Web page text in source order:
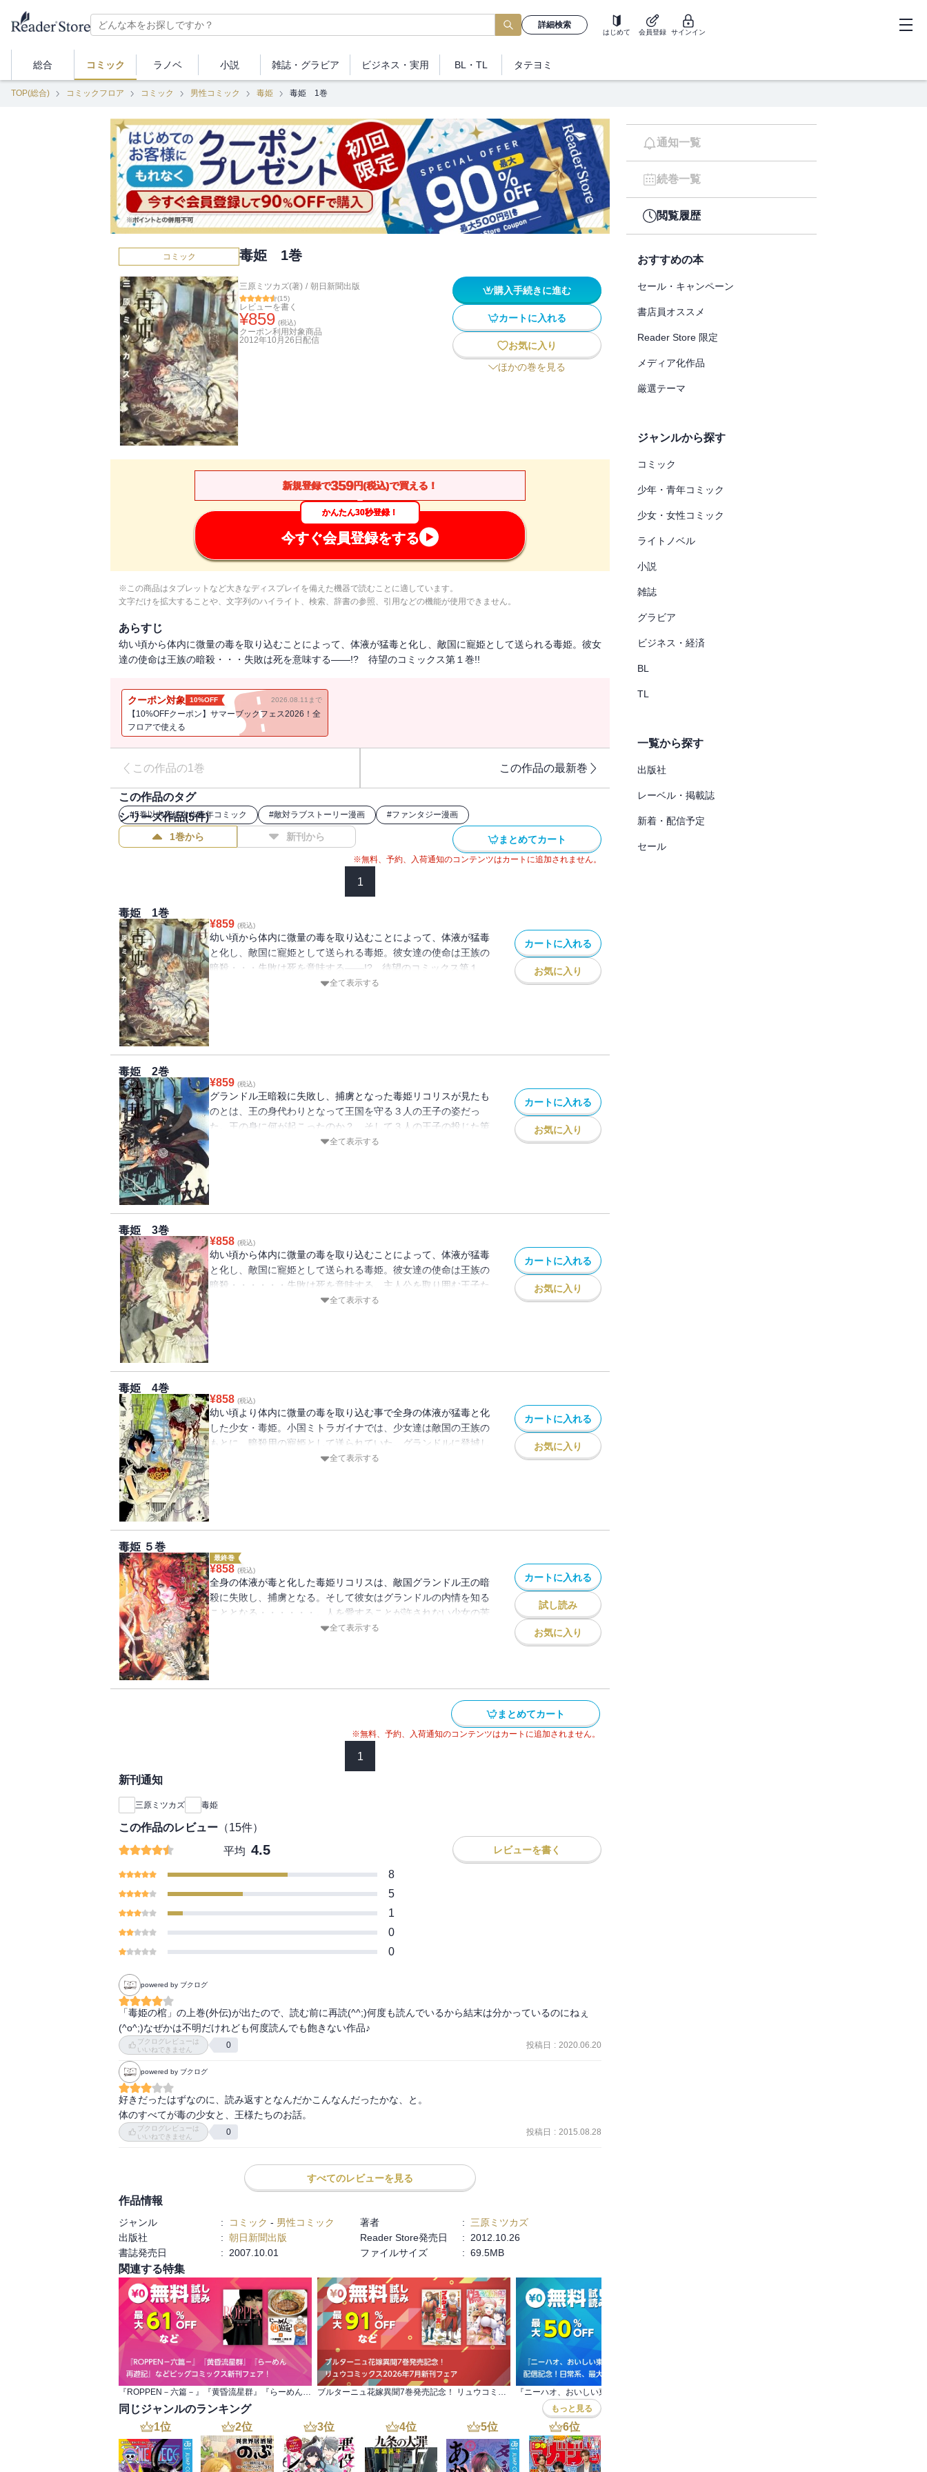
詳細検索
はじめて 会員登録 サインイン
総合 コミック ラノベ 小説 雑誌・ グラビア ビジネス ・実用 BL・TL タテヨミ
TOP(総合) コミックフロア コミック 男性コミック 毒姫 毒姫 1巻
コミック 毒姫 1巻
三原ミツカズ(著) / 朝日新聞出版
(15)
レビューを書く
¥859 (税込)
クーポン利用対象商品
2012年10月26日 配信
購入手続きに進む
カートに入れる
お気に入り
ほかの巻を見る
新規登録で359円(税込)で買える！
かんたん30秒登録！
今すぐ会員登録をする
※この商品はタブレットなど大きなディスプレイを備えた機器で読むことに適しています。
文字だけを拡大することや、文字列のハイライト、検索、辞書の参照、引用などの機能が使用できません。
あらすじ
幼い頃から体内に微量の毒を取り込むことによって、体液が猛毒と化し、敵国に寵姫として送られる毒姫。彼女
達の使命は王族の暗殺・・・失敗は死を意味する――!? 待望のコミックス第１巻!!
クーポン対象 10%OFF 2026.08.11まで
【10%OFFクーポン】サマーブックフェス2026！全
フロアで使える
この作品の1巻 この作品の最新巻
この作品のタグ
#5巻以内完結名作青年コミック #敵対ラブストーリー漫画 #ファンタジー漫画
シリーズ作品(5件)
1巻から 新刊から まとめてカート
※無料、予約、入荷通知のコンテンツはカートに追加されません。
1
毒姫 1巻
¥859 (税込)
幼い頃から体内に微量の毒を取り込むことによって、体液が猛毒
と化し、敵国に寵姫として送られる毒姫。彼女達の使命は王族の
暗殺・・・失敗は死を意味する――!? 待望のコミックス第１
全て表示する
カートに入れる
お気に入り
毒姫 2巻
¥859 (税込)
グランドル王暗殺に失敗し、捕虜となった毒姫リコリスが見たも
のとは、王の身代わりとなって王国を守る３人の王子の姿だっ
た。王の身に何が起こったのか？ そして３人の王子の投じた策
全て表示する
カートに入れる
お気に入り
毒姫 3巻
¥858 (税込)
幼い頃から体内に微量の毒を取り込むことによって、体液が猛毒
と化し、敵国に寵姫として送られる毒姫。彼女達の使命は王族の
暗殺・・・・・・失敗は死を意味する。主人公を取り囲む王子た
ちとの対決。謎あり、感動あり、切なさありの第３巻。
全て表示する
カートに入れる
お気に入り
毒姫 4巻
¥858 (税込)
幼い頃より体内に微量の毒を取り込む事で全身の体液が猛毒と化
した少女・毒姫。小国ミトラガイナでは、少女達は敵国の王族の
もとに、暗殺用の寵姫として送られていた。グランドルに登城し
たリコリスは、暗殺に失敗し、捕虜の生活を強いられるが、国内
全て表示する
カートに入れる
お気に入り
毒姫 ５巻
最終巻
¥858 (税込)
全身の体液が毒と化した毒姫リコリスは、敵国グランドル王の暗
殺に失敗し、捕虜となる。そして彼女はグランドルの内情を知る
こととなる・・・・・・。人を愛することが許されない少女の苦
悩、人々とのふれあいを描くゴシック・ファンタジーロマン。完
全て表示する
カートに入れる
試し読み
お気に入り
まとめてカート
※無料、予約、入荷通知のコンテンツはカートに追加されません。
1
新刊通知
三原ミツカズ 毒姫
この作品のレビュー （15件）
平均 4.5 レビューを書く
8
5
1
0
0
powered by ブクログ
「毒姫の棺」の上巻(外伝)が出たので、読む前に再読(^^;)何度も読んでいるから結末は分かっているのにねぇ
(^o^;)なぜかは不明だけれども何度読んでも飽きない作品♪
ブクログレビューは
いいねできません
0 投稿日 : 2020.06.20
powered by ブクログ
好きだったはずなのに、読み返すとなんだかこんなんだったかな、と。
体のすべてが毒の少女と、王様たちのお話。
ブクログレビューは
いいねできません
0 投稿日 : 2015.08.28
すべてのレビューを見る
作品情報
ジャンル : コミック - 男性コミック 著者 :
三原ミツカズ
出版社
: 朝日新聞出版 Reader Store発売日 :
2012.10.26
書誌発売日
: 2007.10.01 ファイルサイズ : 69.5MB
関連する特集
『ROPPEN－六篇－』『黄昏流星群』『らーめん 再遊記』などビッグコミックス新刊フェア！ ブルターニュ花嫁異聞7巻発売記念！ リュウコミックス2026年7月新刊フェア
同じジャンルのランキング もっと見る
1位 2位 3位 4位 5位 6位
通知一覧
続巻一覧
閲覧履歴
おすすめの本
セール・キャンペーン
書店員オススメ
Reader Store 限定
メディア化作品
厳選テーマ
ジャンルから探す
コミック
少年・青年コミック
少女・女性コミック
ライトノベル
小説
雑誌
グラビア
ビジネス・経済
BL
TL
一覧から探す
出版社
レーベル・掲載誌
新着・配信予定
セール